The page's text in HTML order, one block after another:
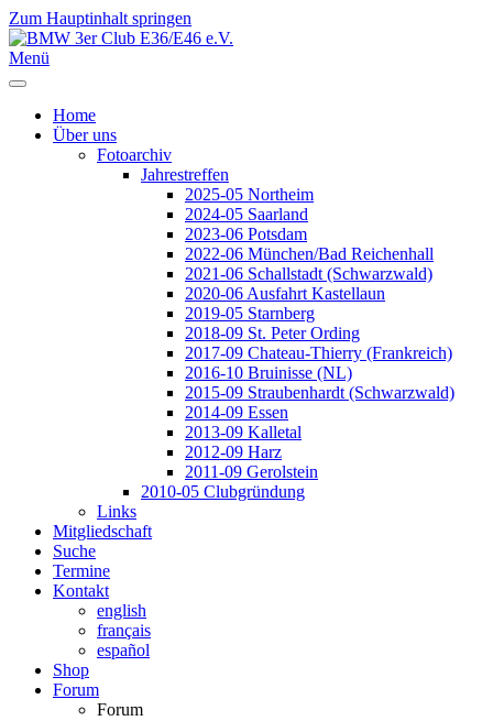
Zum Hauptinhalt springen
Menü
Home
Über uns
Fotoarchiv
Jahrestreffen
2025-05 Northeim
2024-05 Saarland
2023-06 Potsdam
2022-06 München/Bad Reichenhall
2021-06 Schallstadt (Schwarzwald)
2020-06 Ausfahrt Kastellaun
2019-05 Starnberg
2018-09 St. Peter Ording
2017-09 Chateau-Thierry (Frankreich)
2016-10 Bruinisse (NL)
2015-09 Straubenhardt (Schwarzwald)
2014-09 Essen
2013-09 Kalletal
2012-09 Harz
2011-09 Gerolstein
2010-05 Clubgründung
Links
Mitgliedschaft
Suche
Termine
Kontakt
english
français
español
Shop
Forum
Forum
Jahr
Monat
Jahr
Monat